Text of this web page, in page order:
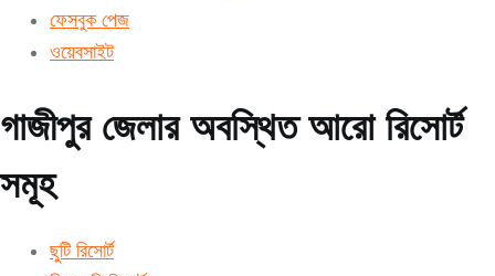
ফেসবুক পেজ
ওয়েবসাইট
গাজীপুর জেলার অবস্থিত আরো রিসোর্ট
সমূহ
ছুটি রিসোর্ট